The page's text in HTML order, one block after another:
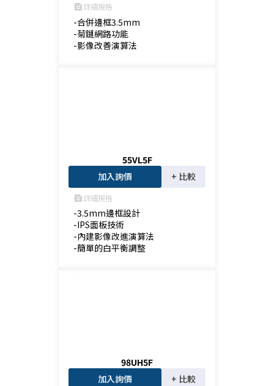
feed詳細規格
-合併邊框3.5mm
-菊鏈網路功能
-影像改善演算法
55VL5F
加入詢價
+ 比較
feed詳細規格
-3.5mm邊框設計
-IPS面板技術
-內建影像改進演算法
-簡單的白平衡調整
98UH5F
加入詢價
+ 比較